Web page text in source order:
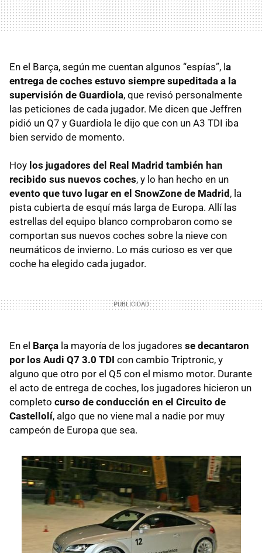
En el Barça, según me cuentan algunos “espías”, l a
entrega de coches estuvo siempre supeditada a la
supervisión de Guardiola, que revisó personalmente
las peticiones de cada jugador. Me dicen que Jeffren
pidió un Q7 y Guardiola le dijo que con un A3 TDI iba
bien servido de momento.
Hoy los jugadores del Real Madrid también han
recibido sus nuevos coches, y lo han hecho en un
evento que tuvo lugar en el SnowZone de Madrid , la
pista cubierta de esquí más larga de Europa. Allí las
estrellas del equipo blanco comprobaron como se
comportan sus nuevos coches sobre la nieve con
neumáticos de invierno. Lo más curioso es ver que
coche ha elegido cada jugador.
En el Barça la mayoría de los jugadores se decantaron
por los Audi Q7 3.0 TDI con cambio Triptronic, y
alguno que otro por el Q5 con el mismo motor. Durante
el acto de entrega de coches, los jugadores hicieron un
completo curso de conducción en el Circuito de
Castellolí, algo que no viene mal a nadie por muy
campeón de Europa que sea.